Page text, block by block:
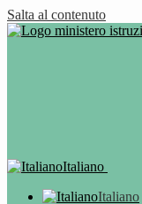
Salta al contenuto
Italiano
Italiano